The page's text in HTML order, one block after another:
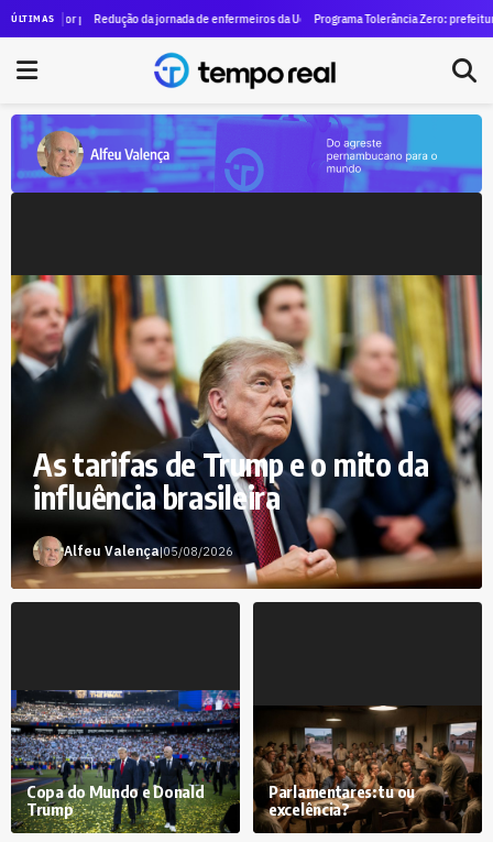
ÚLTIMAS
mas por pouco tempo: curso de André Marinho durou três períodos e não chegou ao fim
Redução da jornada de enfermeiros da Uerj para 24 horas vira indicação legislativa
Programa Tolerância Zero: prefeitura
As tarifas de Trump e o mito da
influência brasileira
Alfeu Valença|05/08/2026
Copa do Mundo e Donald
Trump
Parlamentares: tu ou
excelência?